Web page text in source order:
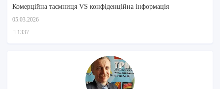
Комерційна таємниця VS конфіденційна інформація
05.03.2026
1337